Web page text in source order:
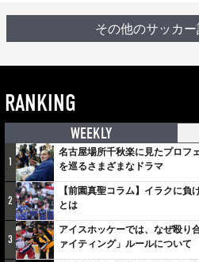
その他のサッカ
RANKING
WEEKLY
1
名古屋場所千秋楽に見たプロフ
を巡るさまざまなドラマ
2
【前園真聖コラム】イラクに
とは
3
アイスホッケーでは、なぜ殴
ァイティング」ルールについて